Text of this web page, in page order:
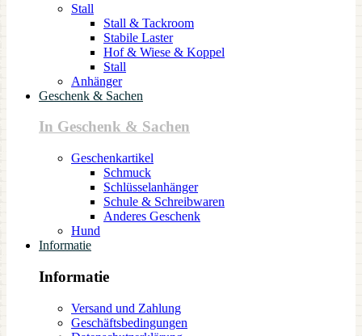
Stall
Stall & Tackroom
Stabile Laster
Hof & Wiese & Koppel
Stall
Anhänger
Geschenk & Sachen
In Geschenk & Sachen
Geschenkartikel
Schmuck
Schlüsselanhänger
Schule & Schreibwaren
Anderes Geschenk
Hund
Informatie
Informatie
Versand und Zahlung
Geschäftsbedingungen